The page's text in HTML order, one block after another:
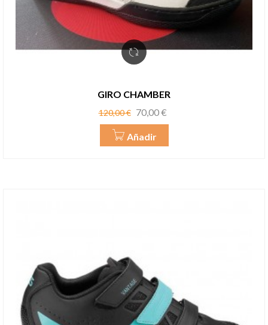
GIRO CHAMBER
Precio
base
120,00 € Precio
70,00 €
Añadir